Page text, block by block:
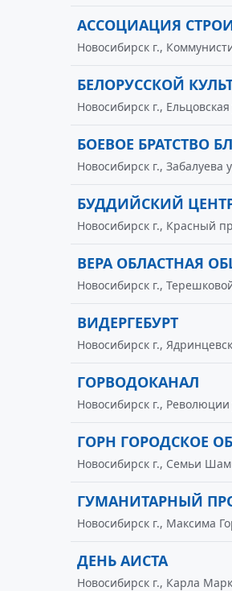
АССОЦИАЦИЯ
Новосибирск г.,
БЕЛОРУССКОЙ
Новосибирск г.,
БОЕВОЕ БРАТСТВО
Новосибирск г., Забалуева
БУДДИЙСКИЙ
Новосибирск г., Красный
ВЕРА ОБЛАСТНАЯ
Новосибирск г.,
ВИДЕРГЕБУРТ
Новосибирск г.,
ГОРВОДОКАНАЛ
Новосибирск г.,
ГОРН ГОРОДСКОЕ
Новосибирск г., Семьи
ГУМАНИТАРНЫЙ
Новосибирск г., Максима
ДЕНЬ АИСТА
Новосибирск г., Карла